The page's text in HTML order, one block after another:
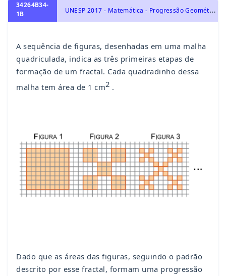
34264B34-
1B
U
NESP 2017 - Matemática - Progressão Geométrica - PG, Progressões
A sequência de figuras, desenhadas em uma malha
quadriculada, indica as três primeiras etapas de
formação de um fractal. Cada quadradinho dessa
malha tem área de 1 cm2 .
Dado que as áreas das figuras, seguindo o padrão
descrito por esse fractal, formam uma progressão